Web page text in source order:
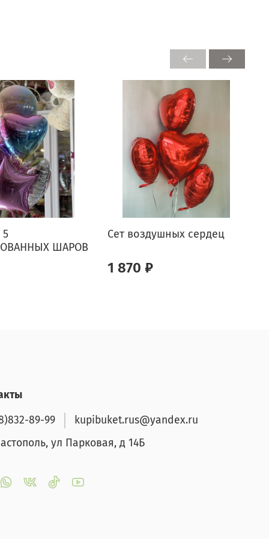
5
ШАРОВ
Сет воздушных сердец
1 870 ₽
89-99
kupibuket.rus@yandex.ru
ул Парковая, д 14Б